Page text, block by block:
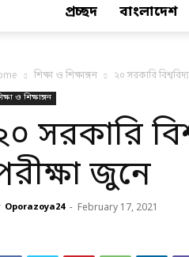
প্রচ্ছদ বাংলাদেশ
শিক্ষা ও শিক্ষাঙ্গন ২০ সরকারি
ও শিক্ষাঙ্গন
সরকারি
জুনে
Oporazoya24 - February 17, 2021